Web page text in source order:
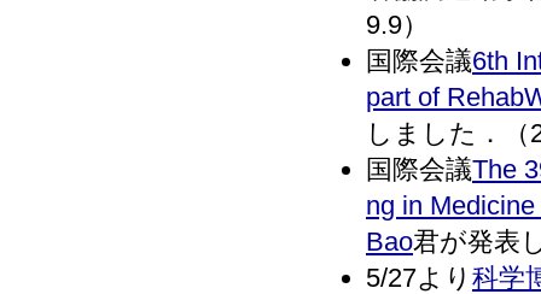
9.9）
国際会議6th
part of
しました．（
国際会議The
ng in
Bao君が発表
5/27より 科学